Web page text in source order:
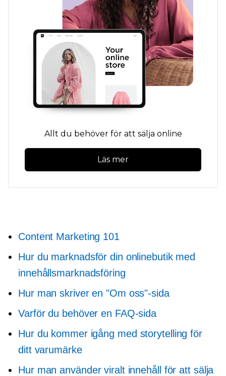
Allt du behöver för att sälja online
Läs mer
Content Marketing 101
Hur du marknadsför din onlinebutik med
innehållsmarknadsföring
Hur man skriver en "Om oss"-sida
Varför du behöver en FAQ-sida
Hur du kommer igång med storytelling för
ditt varumärke
Hur man använder viralt innehåll för att sälja